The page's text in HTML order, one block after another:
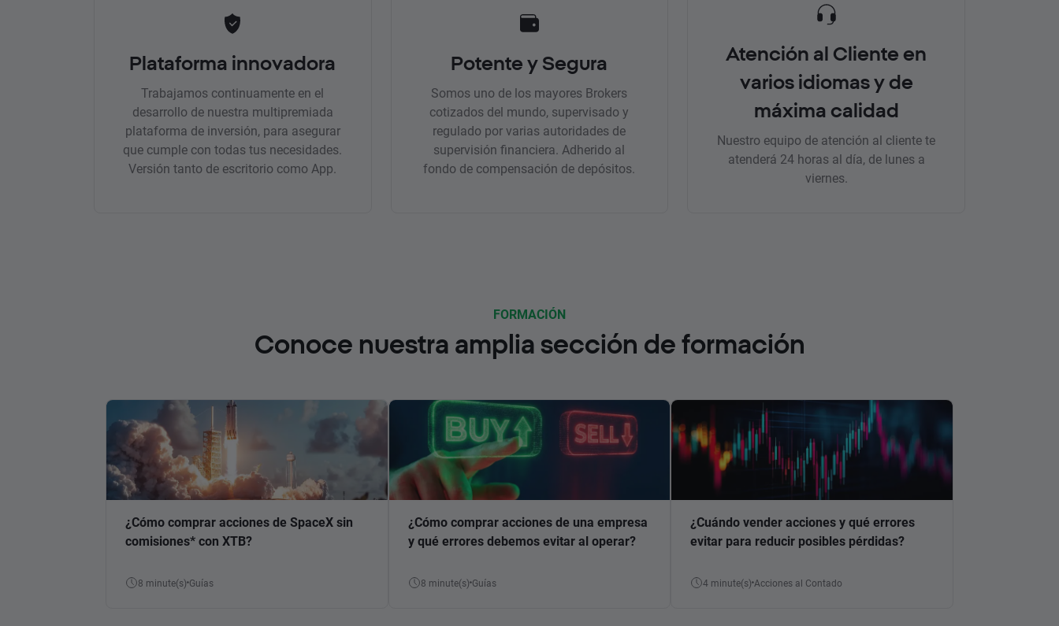
Plataforma innovadora
Trabajamos continuamente en el
desarrollo de nuestra multipremiada
plataforma de inversión, para asegurar
que cumple con todas tus necesidades.
Versión tanto de escritorio como App.
Potente y Segura
Somos uno de los mayores Brokers
cotizados del mundo, supervisado y
regulado por varias autoridades de
supervisión financiera. Adherido al
fondo de compensación de depósitos.
Atención al Cliente en
varios idiomas y de
máxima calidad
Nuestro equipo de atención al cliente te
atenderá 24 horas al día, de lunes a
viernes.
FORMACIÓN
Conoce nuestra amplia sección de formación
¿Cómo comprar acciones de SpaceX sin
comisiones* con XTB?
8 minute(s) Guías
¿Cómo comprar acciones de una empresa
y qué errores debemos evitar al operar?
8 minute(s) Guías
¿Cuándo vender acciones y qué errores
evitar para reducir posibles pérdidas?
4 minute(s) Acciones al Contado